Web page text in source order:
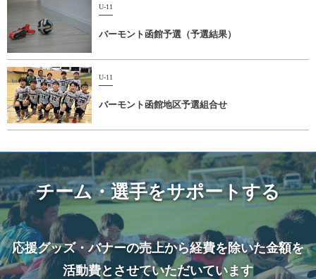
U-11
バーモント函館予選（予選結果）
U-11
バーモント函館地区予選組合せ
チーム・選手をサポートする
応援グッズ・バナーの売上から経費を除いた金額を
活動費とさせていただいています